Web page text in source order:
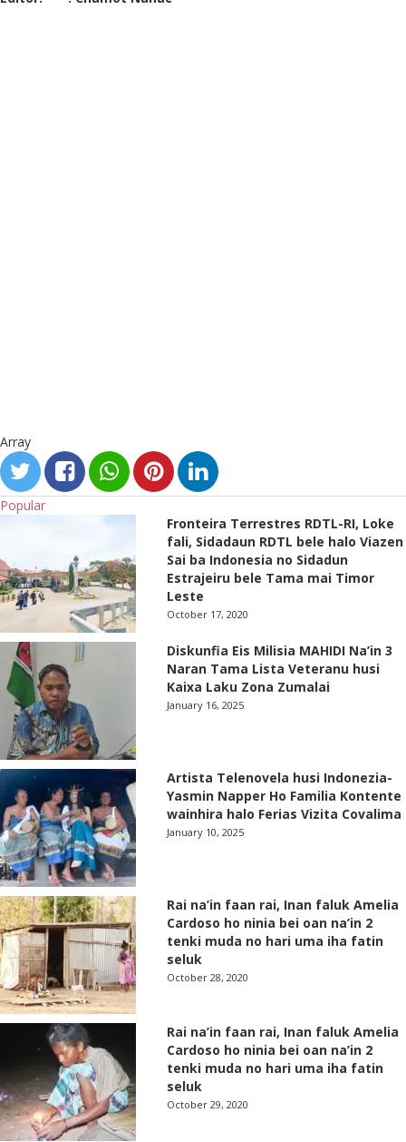
Array
Popular
Fronteira Terrestres RDTL-RI, Loke
fali, Sidadaun RDTL bele halo Viazen
Sai ba Indonesia no Sidadun
Estrajeiru bele Tama mai Timor
Leste
October 17, 2020
Diskunfia Eis Milisia MAHIDI Na’in 3
Naran Tama Lista Veteranu husi
Kaixa Laku Zona Zumalai
January 16, 2025
Artista Telenovela husi Indonezia-
Yasmin Napper Ho Familia Kontente
wainhira halo Ferias Vizita Covalima
January 10, 2025
Rai na’in faan rai, Inan faluk Amelia
Cardoso ho ninia bei oan na’in 2
tenki muda no hari uma iha fatin
seluk
October 28, 2020
Rai na’in faan rai, Inan faluk Amelia
Cardoso ho ninia bei oan na’in 2
tenki muda no hari uma iha fatin
seluk
October 29, 2020